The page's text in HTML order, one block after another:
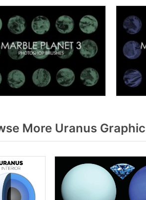
More Uranus